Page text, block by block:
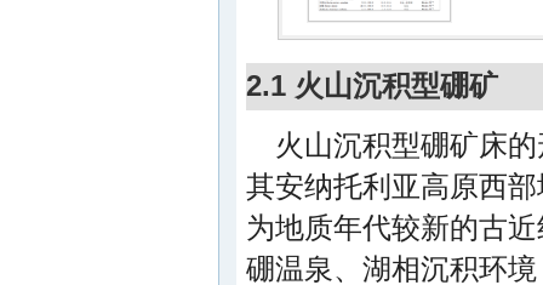
2.1 火山沉积型硼矿
火山沉积型硼矿床
其安纳托利亚高原西
为地质年代较新的古
硼温泉、湖相沉积环